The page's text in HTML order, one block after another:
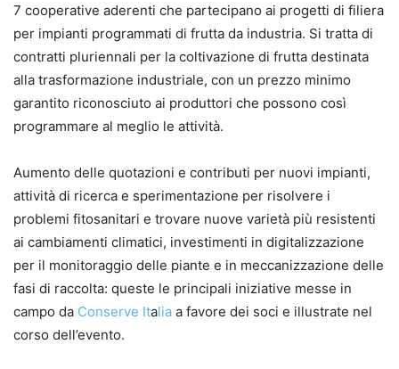
7 cooperative aderenti che partecipano ai progetti di filiera
per impianti programmati di frutta da industria. Si tratta di
contratti pluriennali per la coltivazione di frutta destinata
alla trasformazione industriale, con un prezzo minimo
garantito riconosciuto ai produttori che possono così
programmare al meglio le attività.
Aumento delle quotazioni e contributi per nuovi impianti,
attività di ricerca e sperimentazione per risolvere i
problemi fitosanitari e trovare nuove varietà più resistenti
ai cambiamenti climatici, investimenti in digitalizzazione
per il monitoraggio delle piante e in meccanizzazione delle
fasi di raccolta: queste le principali iniziative messe in
campo da Conserve Italia a favore dei soci e illustrate nel
corso dell’evento.